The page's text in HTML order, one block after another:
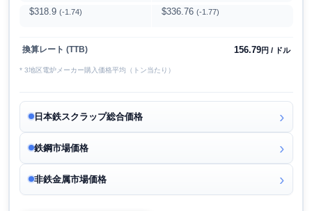
$318.9 (-1.74) $336.76 (-1.77)
換算レート (TTB) 156.79円 / ドル
* 3地区電炉メーカー購入価格平均（トン当たり）
日本鉄スクラップ総合価格
鉄鋼市場価格
非鉄金属市場価格